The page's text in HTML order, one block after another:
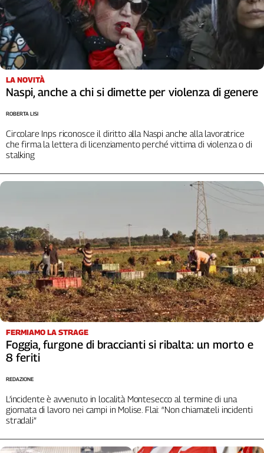
Girasoli
Il
Sassolino
Linea
Economica
It
Easy
Idea
Diffusa
Work
in
Progress
L'Italia
nel
Lavoro
Abruzzo-
Molise
Basilicata
Calabria
Emilia-
LA NOVITÀ
Naspi, anche a chi si dimette per violenza di genere
Circolare Inps riconosce il diritto alla Naspi anche alla lavoratrice
che firma la lettera di licenziamento perché vittima di violenza o di
stalking
ROBERTA LISI
FERMIAMO LA STRAGE
Foggia, furgone di braccianti si ribalta: un morto e
8 feriti
L’incidente è avvenuto in località Montesecco al termine di una
giornata di lavoro nei campi in Molise. Flai: “Non chiamateli incidenti
stradali”
REDAZIONE